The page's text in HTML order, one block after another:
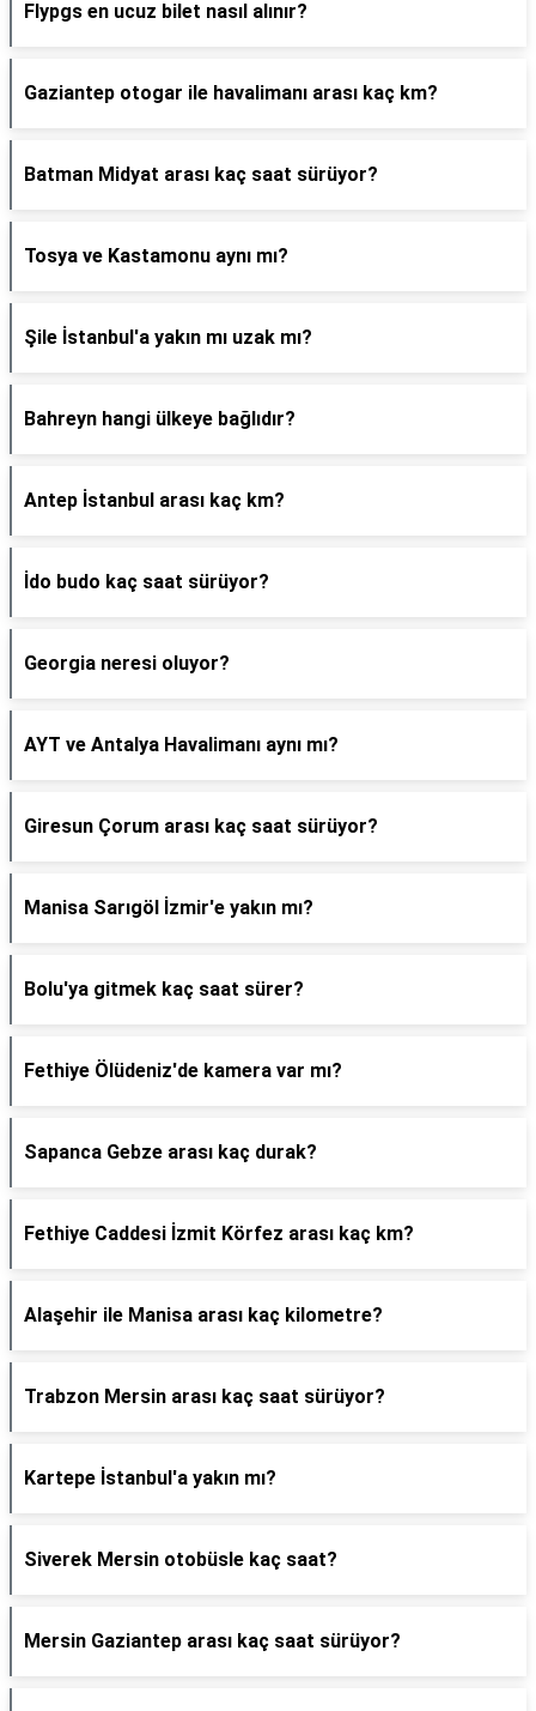
Flypgs en ucuz bilet nasıl alınır?
Gaziantep otogar ile havalimanı arası kaç km?
Batman Midyat arası kaç saat sürüyor?
Tosya ve Kastamonu aynı mı?
Şile İstanbul'a yakın mı uzak mı?
Bahreyn hangi ülkeye bağlıdır?
Antep İstanbul arası kaç km?
İdo budo kaç saat sürüyor?
Georgia neresi oluyor?
AYT ve Antalya Havalimanı aynı mı?
Giresun Çorum arası kaç saat sürüyor?
Manisa Sarıgöl İzmir'e yakın mı?
Bolu'ya gitmek kaç saat sürer?
Fethiye Ölüdeniz'de kamera var mı?
Sapanca Gebze arası kaç durak?
Fethiye Caddesi İzmit Körfez arası kaç km?
Alaşehir ile Manisa arası kaç kilometre?
Trabzon Mersin arası kaç saat sürüyor?
Kartepe İstanbul'a yakın mı?
Siverek Mersin otobüsle kaç saat?
Mersin Gaziantep arası kaç saat sürüyor?